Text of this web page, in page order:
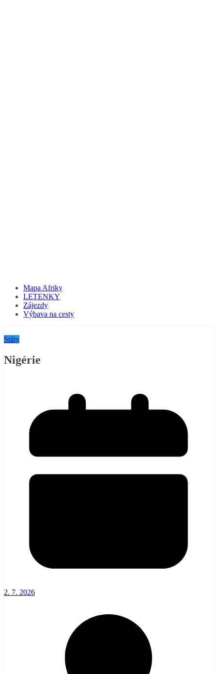
Mapa Afriky
LETENKY
Zájezdy
Výbava na cesty
Státy
Nigérie
2. 7. 2026